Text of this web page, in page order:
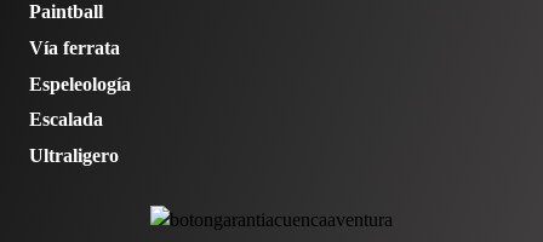
Paintball
Vía ferrata
Espeleología
Escalada
Ultraligero